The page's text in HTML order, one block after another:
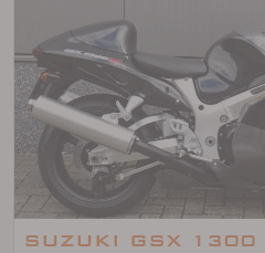
SUZUKI GSX 1300